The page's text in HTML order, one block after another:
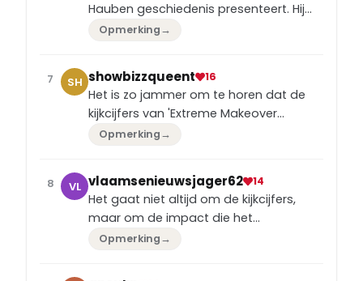
Hauben geschiedenis presenteert. Hij
maakt het spannend en relevant.
Opmerking→
7 SH showbizzqueent 16
Het is zo jammer om te horen dat de
kijkcijfers van 'Extreme Makeover
Vlaanderen' zijn gedaald. Ik vind het
team de levens van mensen
veranderen, is gewoon inspirerend.
Opmerking→
8 VL vlaamsenieuwsjager62 14
Het gaat niet altijd om de kijkcijfers,
maar om de impact die het
programma heeft op het leven van de
Opmerking→